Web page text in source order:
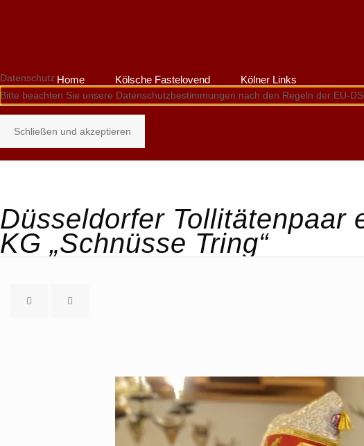
Home Kölsche Fastelovend Kölner Links
Düsseldorfer Tollitätenpaar
KG „Schnüsse Tring“
Datenschutz
Bitte beachten Sie unsere Datenschutzbestimmungen nach den Regeln der EU-
Schließen und akzeptieren